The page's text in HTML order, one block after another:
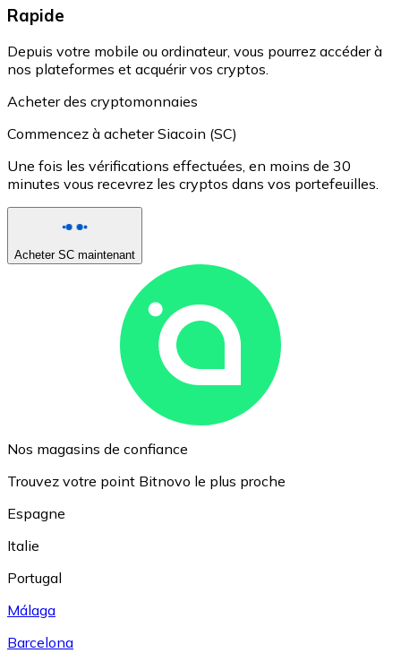
Rapide
Depuis votre mobile ou ordinateur, vous pourrez accéder à
nos plateformes et acquérir vos cryptos.
Acheter des cryptomonnaies
Commencez à acheter Siacoin (SC)
Une fois les vérifications effectuées, en moins de 30
minutes vous recevrez les cryptos dans vos portefeuilles.
Acheter SC maintenant
Nos magasins de confiance
Trouvez votre point Bitnovo le plus proche
Espagne
Italie
Portugal
Málaga
Barcelona